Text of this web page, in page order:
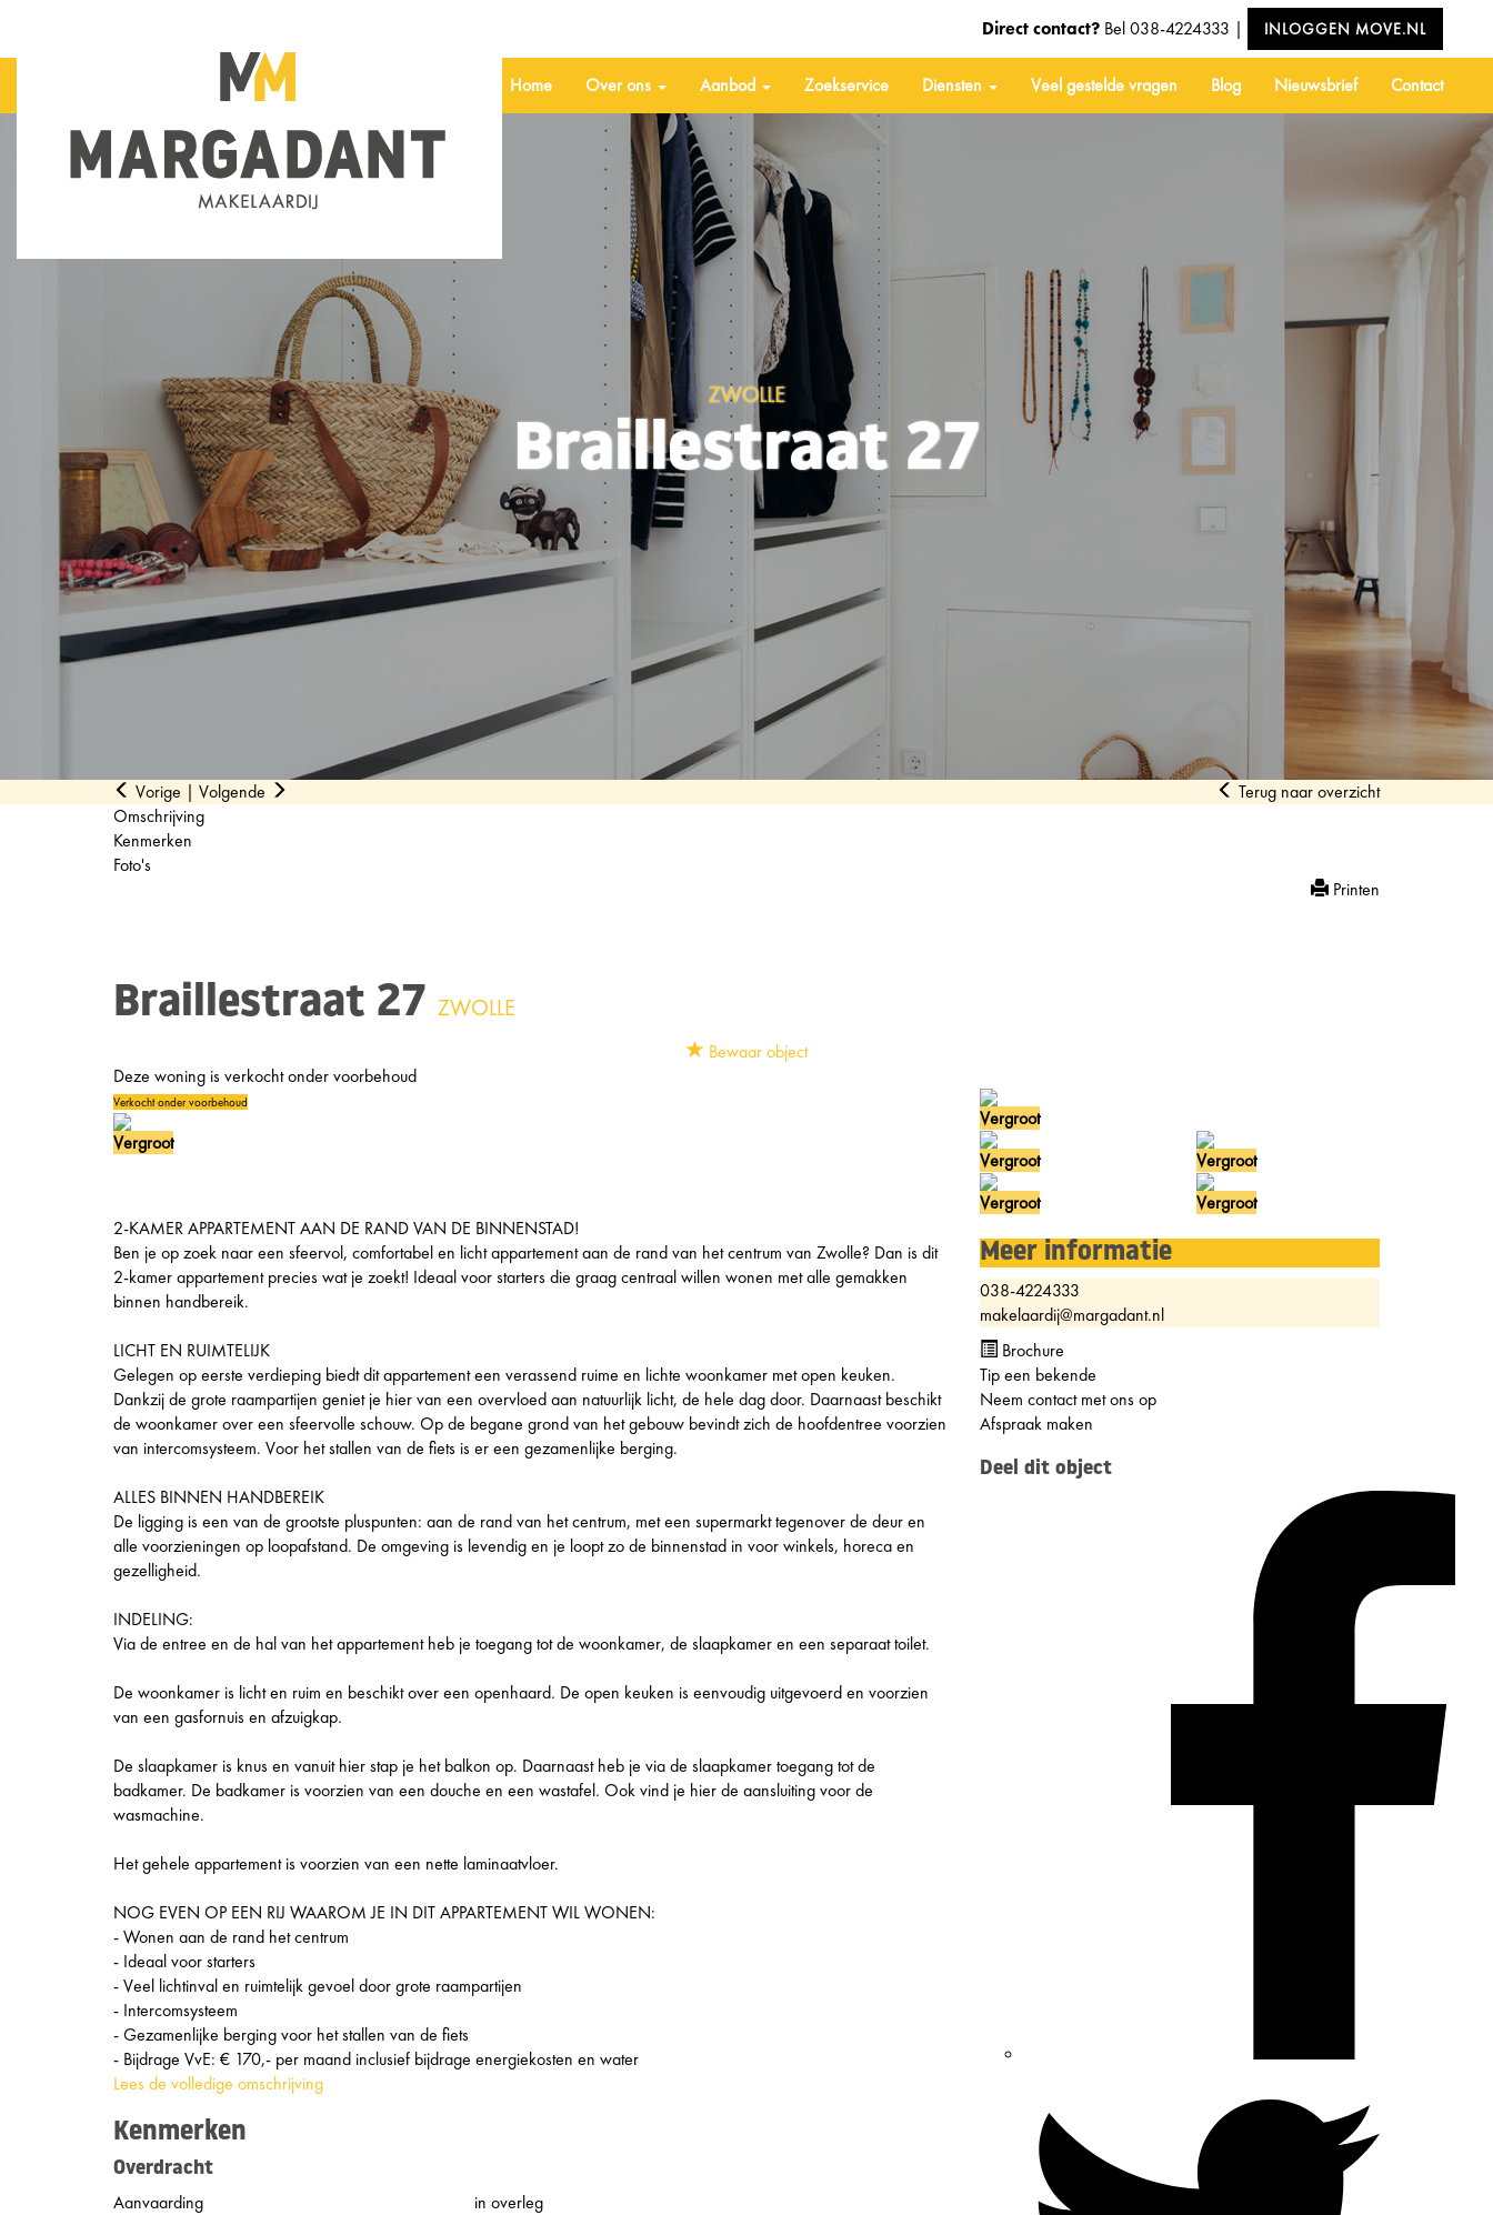
Direct contact? Bel038-4224333 | INLOGGEN MOVE.NL
Home Over ons Aanbod Zoekservice Diensten Veel gestelde vragen Blog Nieuwsbrief Contact
Braillestraat 27
ZWOLLE
Vorige | Volgende
Terug naar overzicht
Omschrijving
Kenmerken
Foto's
Printen
Braillestraat 27 ZWOLLE
Bewaar object
Deze woning is verkocht onder voorbehoud
Verkocht onder voorbehoud
Vergroot
Vergroot
Vergroot
Vergroot
Vergroot
Vergroot
2-KAMER APPARTEMENT AAN DE RAND VAN DE BINNENSTAD!
Ben je op zoek naar een sfeervol, comfortabel en licht appartement aan de rand van het centrum van Zwolle? Dan is dit
2-kamer appartement precies wat je zoekt! Ideaal voor starters die graag centraal willen wonen met alle gemakken
binnen handbereik.
LICHT EN RUIMTELIJK
Gelegen op eerste verdieping biedt dit appartement een verassend ruime en lichte woonkamer met open keuken.
Dankzij de grote raampartijen geniet je hier van een overvloed aan natuurlijk licht, de hele dag door. Daarnaast beschikt
de woonkamer over een sfeervolle schouw. Op de begane grond van het gebouw bevindt zich de hoofdentree voorzien
van intercomsysteem. Voor het stallen van de fiets is er een gezamenlijke berging.
ALLES BINNEN HANDBEREIK
De ligging is een van de grootste pluspunten: aan de rand van het centrum, met een supermarkt tegenover de deur en
alle voorzieningen op loopafstand. De omgeving is levendig en je loopt zo de binnenstad in voor winkels, horeca en
gezelligheid.
INDELING:
Via de entree en de hal van het appartement heb je toegang tot de woonkamer, de slaapkamer en een separaat toilet.
De woonkamer is licht en ruim en beschikt over een openhaard. De open keuken is eenvoudig uitgevoerd en voorzien
van een gasfornuis en afzuigkap.
De slaapkamer is knus en vanuit hier stap je het balkon op. Daarnaast heb je via de slaapkamer toegang tot de
badkamer. De badkamer is voorzien van een douche en een wastafel. Ook vind je hier de aansluiting voor de
wasmachine.
Het gehele appartement is voorzien van een nette laminaatvloer.
NOG EVEN OP EEN RIJ WAAROM JE IN DIT APPARTEMENT WIL WONEN:
- Wonen aan de rand het centrum
- Ideaal voor starters
- Veel lichtinval en ruimtelijk gevoel door grote raampartijen
- Intercomsysteem
- Gezamenlijke berging voor het stallen van de fiets
- Bijdrage VvE: € 170,- per maand inclusief bijdrage energiekosten en water
Lees de volledige omschrijving
Kenmerken
Overdracht
Aanvaarding in overleg
Meer informatie
038-4224333
makelaardij@margadant.nl
Brochure
Tip een bekende
Neem contact met ons op
Afspraak maken
Deel dit object